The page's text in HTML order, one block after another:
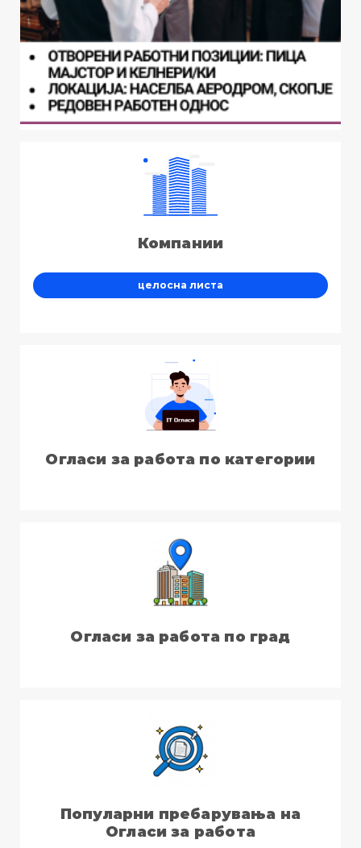
Компании
целосна листа
Огласи за работа по категории
Огласи за работа по град
Популарни пребарувања на
Огласи за работа